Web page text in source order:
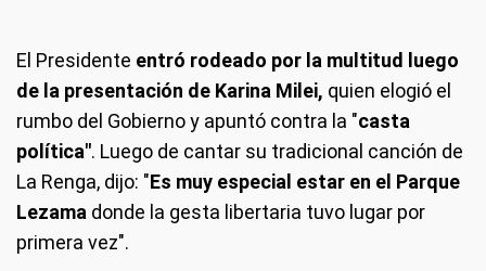
El Presidente entró rodeado por la multitud luego
de la presentación de Karina Milei, quien elogió el
rumbo del Gobierno y apuntó contra la "casta
política". Luego de cantar su tradicional canción de
La Renga, dijo: "Es muy especial estar en el Parque
Lezama donde la gesta libertaria tuvo lugar por
primera vez".